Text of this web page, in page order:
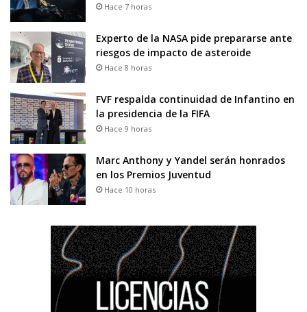
Hace 7 horas
Experto de la NASA pide prepararse ante
riesgos de impacto de asteroide
Hace 8 horas
FVF respalda continuidad de Infantino en
la presidencia de la FIFA
Hace 9 horas
Marc Anthony y Yandel serán honrados
en los Premios Juventud
Hace 10 horas